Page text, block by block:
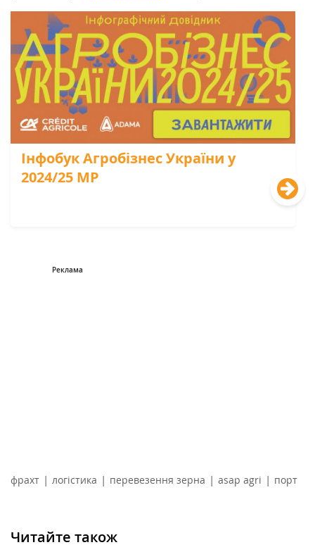
Інфобук Агробізнес України у
2024/25 МР
фрахт | логістика | перевезення зерна | asap agri | порт
Читайте також